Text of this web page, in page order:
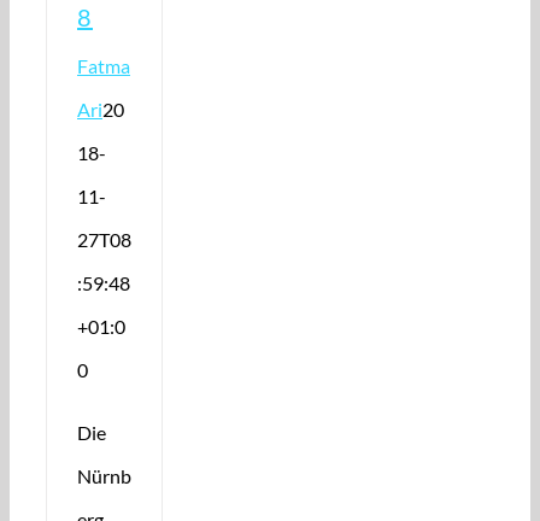
8
Fatma
Ari20
18-
11-
27T08
:59:48
+01:0
0
Die
Nürnb